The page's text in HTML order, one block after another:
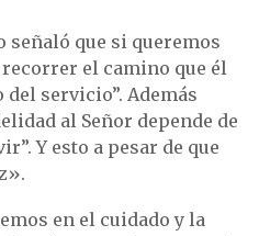
señaló que si queremos
recorrer el camino que él
servicio”. Además
al Señor depende de
Y esto a pesar de que
en el cuidado y la